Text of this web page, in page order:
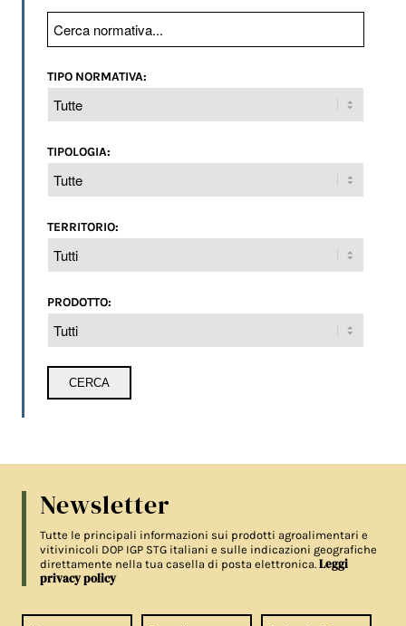
TIPO NORMATIVA:
TIPOLOGIA:
TERRITORIO:
PRODOTTO:
Newsletter
Tutte le principali informazioni sui prodotti agroalimentari e
vitivinicoli DOP IGP STG italiani e sulle indicazioni geografiche
direttamente nella tua casella di posta elettronica.Leggi
privacy policy